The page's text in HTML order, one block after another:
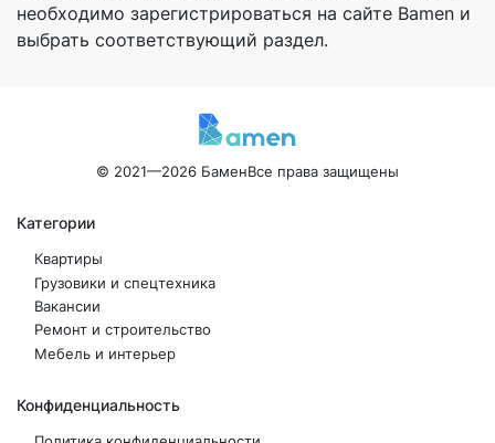
необходимо зарегистрироваться на сайте Bamen и
выбрать соответствующий раздел.
© 2021—2026 БаменВсе права защищены
Категории
Квартиры
Грузовики и спецтехника
Вакансии
Ремонт и строительство
Мебель и интерьер
Конфиденциальность